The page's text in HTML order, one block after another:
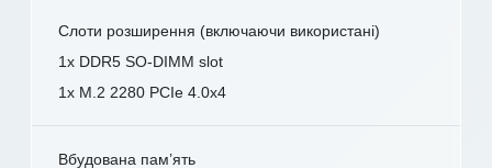
Слоти розширення (включаючи використані)
1x DDR5 SO-DIMM slot
1x M.2 2280 PCIe 4.0x4
Вбудована пам’ять